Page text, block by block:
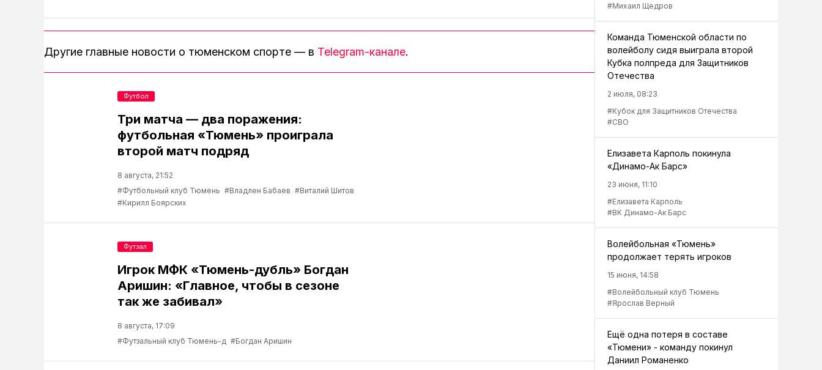
Другие главные новости о тюменском спорте — в Telegram-канале.
Три матча — два поражения:
футбольная «Тюмень» проиграла
второй матч подряд
8 августа, 21:52
#Футбольный клуб Тюмень #Владлен Бабаев #Виталий Шитов
#Кирилл Боярских
Футбол
Игрок МФК «Тюмень-дубль» Богдан
Аришин: «Главное, чтобы в сезоне
так же забивал»
8 августа, 17:09
#Футзальный клуб Тюмень-д #Богдан Аришин
Футзал
#Михаил Щедров
Команда Тюменской области по
волейболу сидя выиграла второй
Кубка полпреда для Защитников
Отечества
2 июля, 08:23
#Кубок для Защитников Отечества
#СВО
Елизавета Карполь покинула
«Динамо-Ак Барс»
23 июня, 11:10
#Елизавета Карполь
#ВК Динамо-Ак Барс
Волейбольная «Тюмень»
продолжает терять игроков
15 июня, 14:58
#Волейбольный клуб Тюмень
#Ярослав Верный
Ещё одна потеря в составе
«Тюмени» - команду покинул
Даниил Романенко